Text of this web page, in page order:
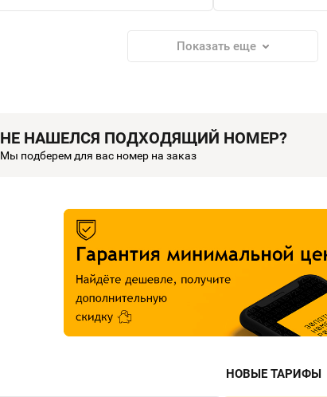
Показать еще
НЕ НАШЕЛСЯ ПОДХОДЯЩИЙ НОМЕР?
Мы подберем для вас номер на заказ
НОВЫЕ ТАРИФЫ